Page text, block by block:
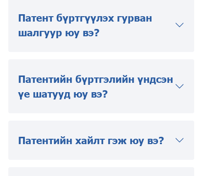
Патент бүртгүүлэх гурван
шалгуур юу вэ?
Патентийн бүртгэлийн үндсэн
үе шатууд юу вэ?
Патентийн хайлт гэж юу вэ?